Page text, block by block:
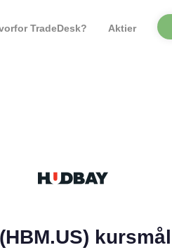
Aktier
TradeDesk?